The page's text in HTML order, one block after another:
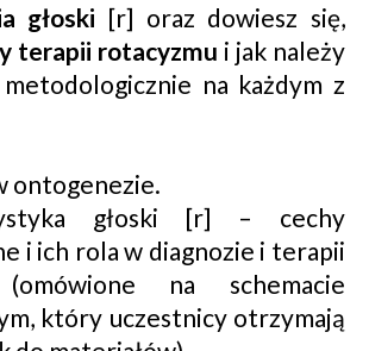
głoski [r] oraz dowiesz się,
terapii rotacyzmu i jak należy
na każdym z
ontogenezie.
głoski [r] – cechy
i ich rola w diagnozie i terapii
na schemacie
który uczestnicy otrzymają